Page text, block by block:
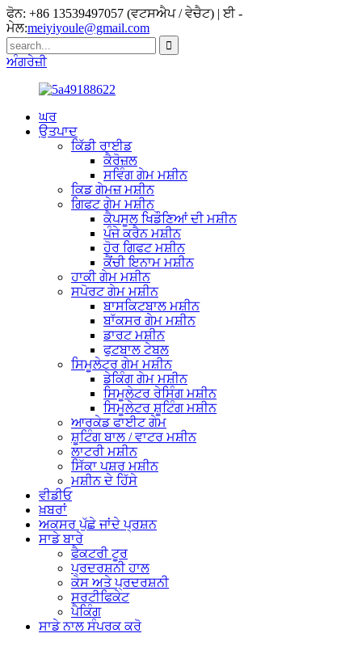
ਫੋਨ: +86 13539497057 (ਵਟਸਐਪ / ਵੇਚੈਟ) | ਈ -
ਮੇਲ:meiyiyoule@gmail.com
ਅੰਗਰੇਜ਼ੀ
ਘਰ
ਉਤਪਾਦ
ਕਿੱਡੀ ਰਾਈਡ
ਕੈਰੋਜ਼ਲ
ਸਵਿੰਗ ਗੇਮ ਮਸ਼ੀਨ
ਕਿਡ ਗੇਮਜ਼ ਮਸ਼ੀਨ
ਗਿਫਟ ​​ਗੇਮ ਮਸ਼ੀਨ
ਕੈਪਸੂਲ ਖਿਡੌਣਿਆਂ ਦੀ ਮਸ਼ੀਨ
ਪੰਜੇ ਕਰੈਨ ਮਸ਼ੀਨ
ਹੋਰ ਗਿਫਟ ਮਸ਼ੀਨ
ਕੈਂਚੀ ਇਨਾਮ ਮਸ਼ੀਨ
ਹਾਕੀ ਗੇਮ ਮਸ਼ੀਨ
ਸਪੋਰਟ ਗੇਮ ਮਸ਼ੀਨ
ਬਾਸਕਿਟਬਾਲ ਮਸ਼ੀਨ
ਬਾੱਕਸਰ ਗੇਮ ਮਸ਼ੀਨ
ਡਾਰਟ ਮਸ਼ੀਨ
ਫੁਟਬਾਲ ਟੇਬਲ
ਸਿਮੂਲੇਟਰ ਗੇਮ ਮਸ਼ੀਨ
ਡੇਕਿੰਗ ਗੇਮ ਮਸ਼ੀਨ
ਸਿਮੂਲੇਟਰ ਰੇਸਿੰਗ ਮਸ਼ੀਨ
ਸਿਮੂਲੇਟਰ ਸ਼ੂਟਿੰਗ ਮਸ਼ੀਨ
ਆਰਕੇਡ ਫਾਈਟ ਗੇਮ
ਸ਼ੂਟਿੰਗ ਬਾਲ / ਵਾਟਰ ਮਸ਼ੀਨ
ਲਾਟਰੀ ਮਸ਼ੀਨ
ਸਿੱਕਾ ਪਸ਼ਰ ਮਸ਼ੀਨ
ਮਸ਼ੀਨ ਦੇ ਹਿੱਸੇ
ਵੀਡੀਓ
ਖ਼ਬਰਾਂ
ਅਕਸਰ ਪੁੱਛੇ ਜਾਂਦੇ ਪ੍ਰਸ਼ਨ
ਸਾਡੇ ਬਾਰੇ
ਫੈਕਟਰੀ ਟੂਰ
ਪ੍ਰਦਰਸ਼ਨੀ ਹਾਲ
ਕੇਸ ਅਤੇ ਪ੍ਰਦਰਸ਼ਨੀ
ਸਰਟੀਫਿਕੇਟ
ਪੈਕਿੰਗ
ਸਾਡੇ ਨਾਲ ਸੰਪਰਕ ਕਰੋ